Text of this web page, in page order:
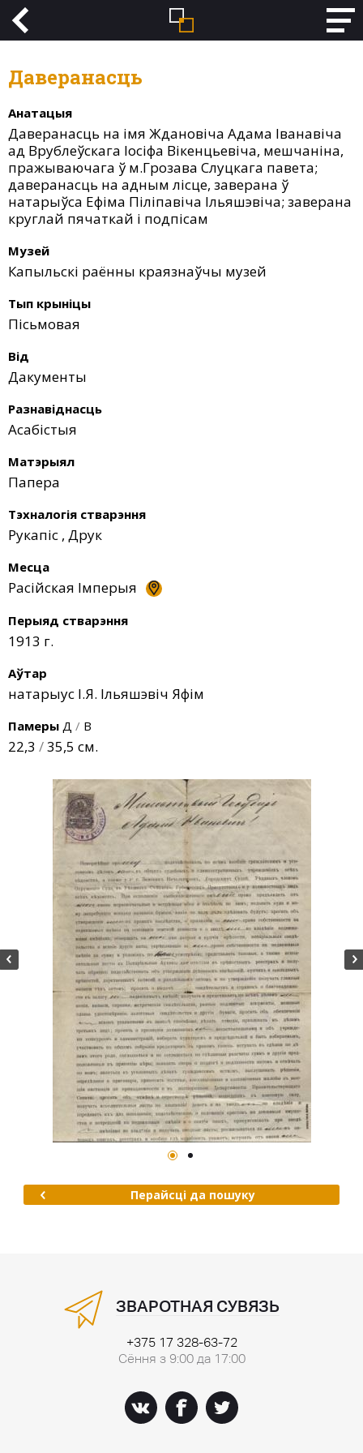
Даверанасць
Анатацыя
Даверанасць на імя Ждановіча Адама Іванавіча
ад Врублеўскага Іосіфа Вікенцьевіча, мешчаніна,
пражываючага ў м.Грозава Слуцкага павета;
даверанасць на адным лісце, заверана ў
натарыўса Ефіма Піліпавіча Ільяшэвіча; заверана
круглай пячаткай і подпісам
Музей
Капыльскі раённы краязнаўчы музей
Тып крыніцы
Пісьмовая
Від
Дакументы
Разнавіднасць
Асабістыя
Матэрыял
Папера
Тэхналогія стварэння
Рукапіс , Друк
Месца
Расійская Імперыя
Перыяд стварэння
1913 г.
Аўтар
натарыус І.Я. Ільяшэвіч Яфім
Памеры Д / В
22,3 /35,5 см.
Перайсці да пошуку
ЗВАРОТНАЯ СУВЯЗЬ
+375 17 328-63-72
Сёння з 9:00 да 17:00